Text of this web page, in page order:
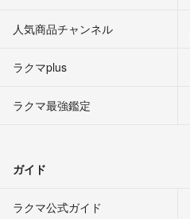
人気商品チャンネル
ラクマplus
ラクマ最強鑑定
ガイド
ラクマ公式ガイド